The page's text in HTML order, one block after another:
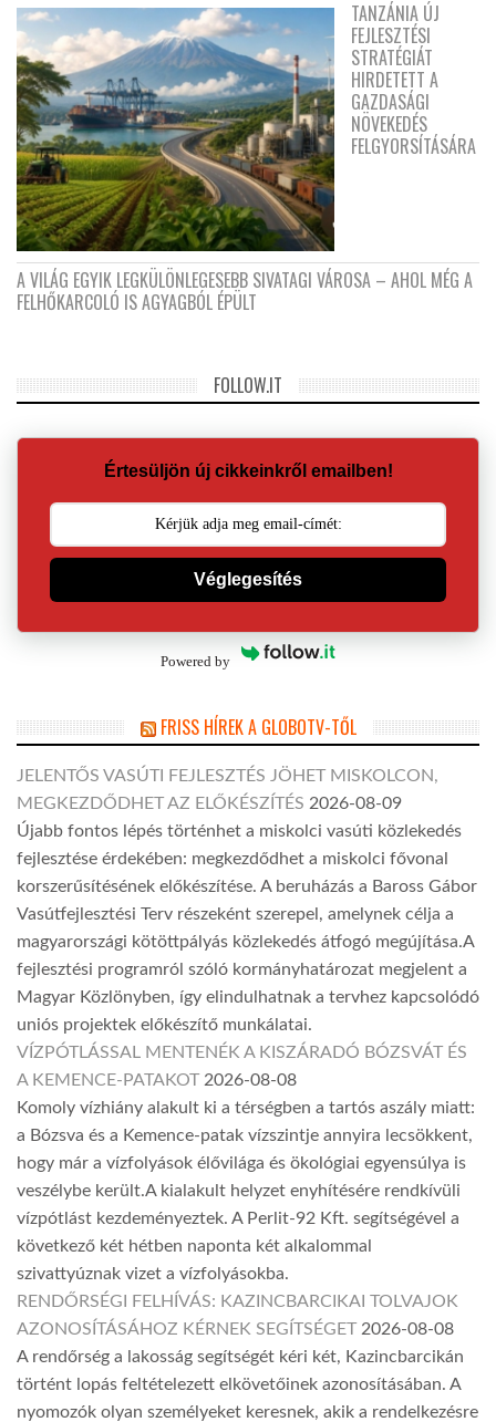
TANZÁNIA ÚJ
FEJLESZTÉSI
STRATÉGIÁT
HIRDETETT A
GAZDASÁGI
NÖVEKEDÉS
FELGYORSÍTÁSÁRA
A VILÁG EGYIK LEGKÜLÖNLEGESEBB SIVATAGI VÁROSA – AHOL MÉG A
FELHŐKARCOLÓ IS AGYAGBÓL ÉPÜLT
FOLLOW.IT
Értesüljön új cikkeinkről emailben!
Véglegesítés
Powered by
FRISS HÍREK A GLOBOTV-TŐL
JELENTŐS VASÚTI FEJLESZTÉS JÖHET MISKOLCON,
MEGKEZDŐDHET AZ ELŐKÉSZÍTÉS 2026-08-09
Újabb fontos lépés történhet a miskolci vasúti közlekedés
fejlesztése érdekében: megkezdődhet a miskolci fővonal
korszerűsítésének előkészítése. A beruházás a Baross Gábor
Vasútfejlesztési Terv részeként szerepel, amelynek célja a
magyarországi kötöttpályás közlekedés átfogó megújítása.A
fejlesztési programról szóló kormányhatározat megjelent a
Magyar Közlönyben, így elindulhatnak a tervhez kapcsolódó
uniós projektek előkészítő munkálatai.
VÍZPÓTLÁSSAL MENTENÉK A KISZÁRADÓ BÓZSVÁT ÉS
A KEMENCE-PATAKOT 2026-08-08
Komoly vízhiány alakult ki a térségben a tartós aszály miatt:
a Bózsva és a Kemence-patak vízszintje annyira lecsökkent,
hogy már a vízfolyások élővilága és ökológiai egyensúlya is
veszélybe került.A kialakult helyzet enyhítésére rendkívüli
vízpótlást kezdeményeztek. A Perlit-92 Kft. segítségével a
következő két hétben naponta két alkalommal
szivattyúznak vizet a vízfolyásokba.
RENDŐRSÉGI FELHÍVÁS: KAZINCBARCIKAI TOLVAJOK
AZONOSÍTÁSÁHOZ KÉRNEK SEGÍTSÉGET 2026-08-08
A rendőrség a lakosság segítségét kéri két, Kazincbarcikán
történt lopás feltételezett elkövetőinek azonosításában. A
nyomozók olyan személyeket keresnek, akik a rendelkezésre